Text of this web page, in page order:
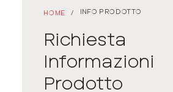
HOME / INFO PRODOTTO
Richiesta
Informazioni
Prodotto